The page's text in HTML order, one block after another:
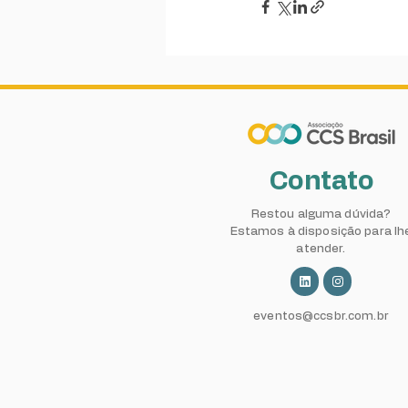
Contato
Restou alguma dúvida?
Estamos à disposição para
atender.
eventos@ccsbr.com.br